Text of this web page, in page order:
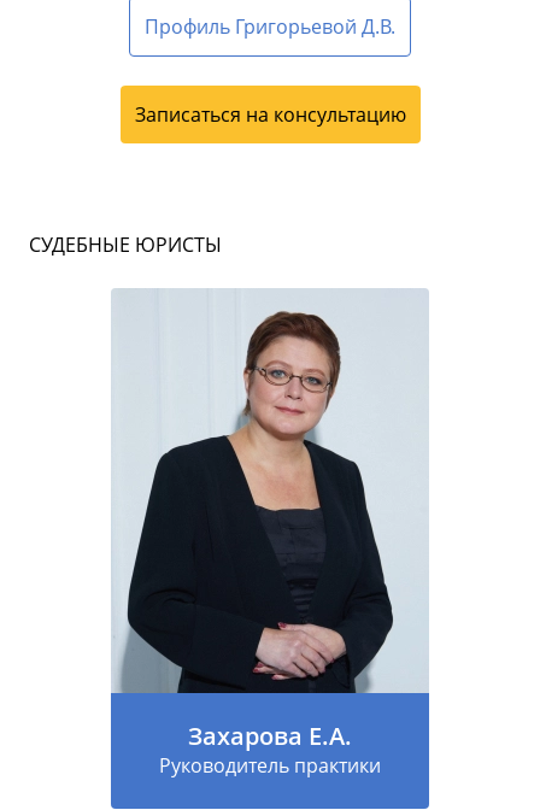
Профиль Григорьевой Д.В.
Записаться на консультацию
СУДЕБНЫЕ ЮРИСТЫ
Захарова Е.А.
Руководитель практики